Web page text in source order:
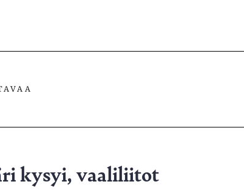
kysyi, vaaliliitot